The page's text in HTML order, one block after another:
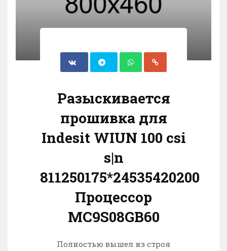
Разыскивается
прошивка для
Indesit WIUN 100 csi
s|n
811250175*24535420200
Процессор
MC9S08GB60
Полностью вышел из строя